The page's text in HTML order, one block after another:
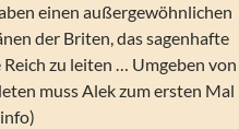
einen außergewöhnlichen
der Briten, das sagenhafte
zu leiten … Umgeben von
muss Alek zum ersten Mal